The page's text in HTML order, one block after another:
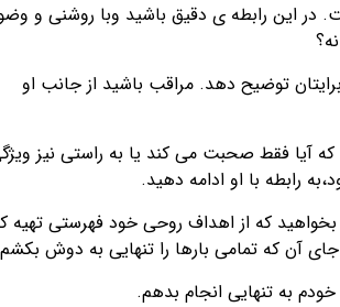
در این رابطه ی دقیق باشید وبا روشنی و
توضیح دهد. مراقب باشید از جانب او
که آیا فقط صحبت می کند یا به راستی نیز
رابطه با او ادامه دهید.
که از اهداف روحی خود فهرستی تهیه
آن که تمامی بارها را تنهایی به دوش
به تنهایی انجام بدهم.